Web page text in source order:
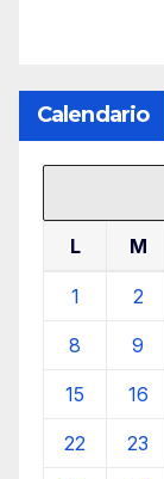
Calendario
L M
1 2
8 9
15 16
22 23